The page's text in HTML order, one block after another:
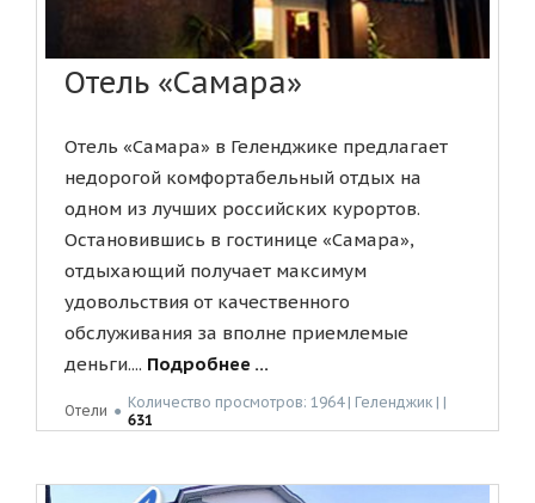
Отель «Самара»
Отель «Самара» в Геленджике предлагает
недорогой комфортабельный отдых на
одном из лучших российских курортов.
Остановившись в гостинице «Самара»,
отдыхающий получает максимум
удовольствия от качественного
обслуживания за вполне приемлемые
деньги.... Подробнее ...
Отели ● Количество просмотров: 1964 | Геленджик | |
631